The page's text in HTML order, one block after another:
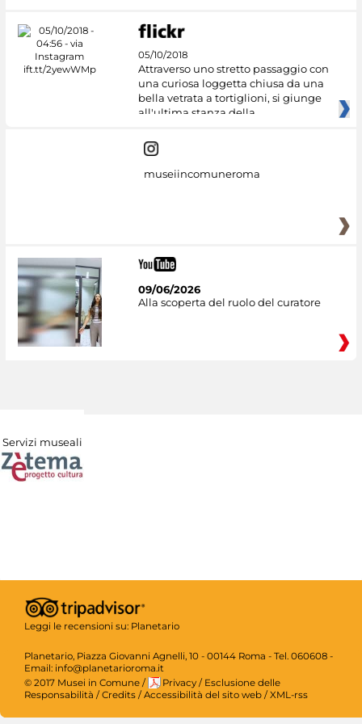
05/10/2018
Attraverso uno stretto passaggio con
una curiosa loggetta chiusa da una
bella vetrata a tortiglioni, si giunge
all'ultima stanza della
museiincomuneroma
09/06/2026
Alla scoperta del ruolo del curatore
Servizi museali
Leggi le recensioni su: Planetario
Planetario, Piazza Giovanni Agnelli, 10 - 00144 Roma - Tel. 060608 -
Email: info@planetarioroma.it
© 2017 Musei in Comune / Privacy / Esclusione delle
Responsabilità / Credits / Accessibilità del sito web / XML-rss